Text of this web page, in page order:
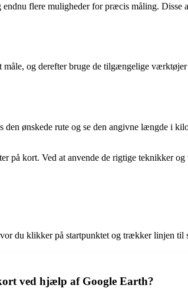
flere muligheder for præcis måling.
og derefter bruge de tilgængelige
ønskede rute og se den angivne længde i
på kort. Ved at anvende de rigtige
du klikker på startpunktet og trækker linjen til
ved hjælp af Google Earth?